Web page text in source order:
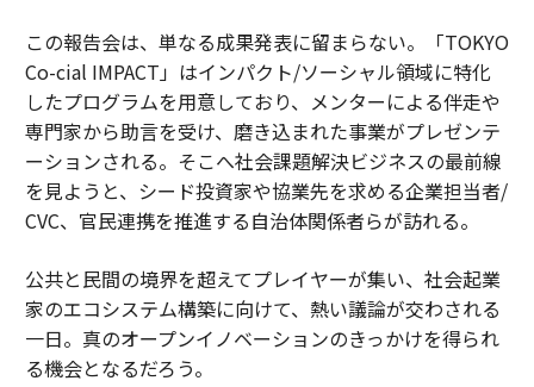
この報告会は、単なる成果発表に留まらない。「TOKYO
Co-cial IMPACT」はインパクト/ソーシャル領域に特化
したプログラムを用意しており、メンターによる伴走や
専門家から助言を受け、磨き込まれた事業がプレゼンテ
ーションされる。そこへ社会課題解決ビジネスの最前線
を見ようと、シード投資家や協業先を求める企業担当者/
CVC、官民連携を推進する自治体関係者らが訪れる。
公共と民間の境界を超えてプレイヤーが集い、社会起業
家のエコシステム構築に向けて、熱い議論が交わされる
一日。真のオープンイノベーションのきっかけを得られ
る機会となるだろう。